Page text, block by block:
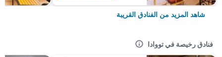
شاهد المزيد من الفنادق القريبة
فنادق رخيصة في تووادا